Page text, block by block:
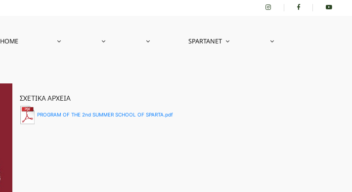
HOME SPARTANET
ΣΧΕΤΙΚΑ ΑΡΧΕΙΑ
PROGRAM OF THE 2nd SUMMER SCHOOL OF SPARTA.pdf